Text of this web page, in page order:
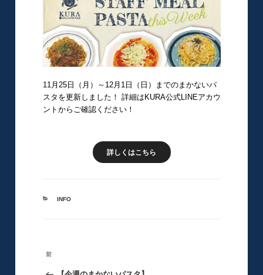
11月25日（月）～12月1日（日）までのまかないパ
スタを更新しました！ 詳細はKURA公式LINEアカウ
ントからご確認ください！
詳しくはこちら
カ
INFO
投
前
前